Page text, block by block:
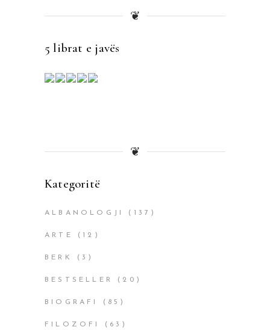
❦
5 librat e javës
❦
Kategoritë
ALBANOLOGJI (137)
ARTE (12)
BERK (3)
BESTSELLER (20)
BIOGRAFI (85)
FILOZOFI (63)